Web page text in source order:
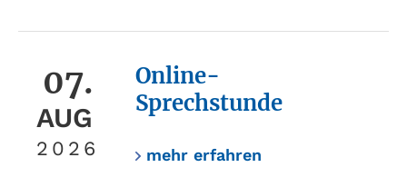
07.
AUG
2026
Online-
Sprechstunde
mehr erfahren